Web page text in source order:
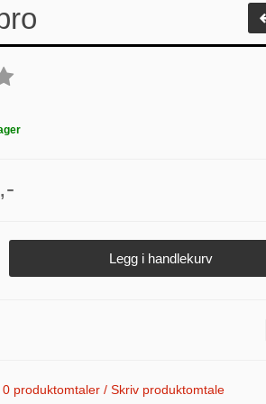
Legg i handlekurv
0 produktomtaler / Skriv produktomtale